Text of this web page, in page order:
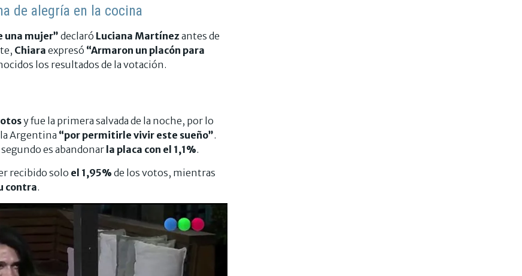
de alegría en la cocina
una mujer” declaró Luciana Martínezantes de
Chiara expresó “Armaron un placón para
los resultados de la votación.
y fue la primera salvada de la noche, por lo
Argentina “por permitirle vivir este sueño”.
es abandonar la placa con el 1,1%.
recibido solo el 1,95% de los votos, mientras
contra.